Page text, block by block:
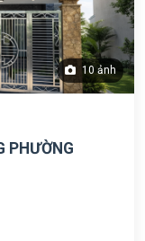
10 ảnh
PHƯỜNG